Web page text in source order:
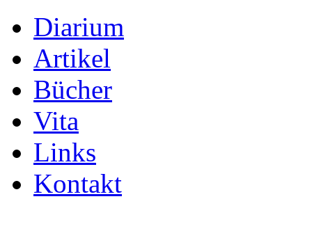
Diarium
Artikel
Bücher
Vita
Links
Kontakt